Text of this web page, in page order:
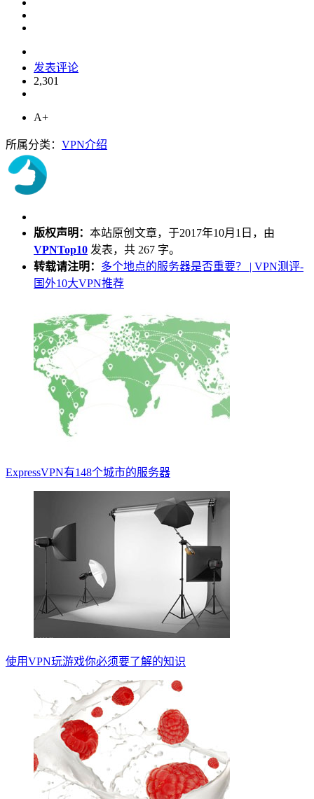
发表评论
2,301
A+
所属分类： VPN介绍
版权声明： 本站原创文章，于2017年10月1日，由
VPNTop10 发表，共 267 字。
转载请注明： 多个地点的服务器是否重要？ | VPN测评-
国外10大VPN推荐
ExpressVPN有148个城市的服务器
使用VPN玩游戏你必须要了解的知识